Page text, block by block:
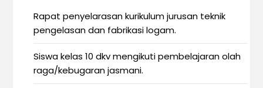
Rapat penyelarasan kurikulum jurusan teknik
pengelasan dan fabrikasi logam.
Siswa kelas 10 dkv mengikuti pembelajaran olah
raga/kebugaran jasmani.